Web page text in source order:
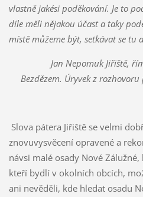
vlastně jakési poděkování. Je to
díle měli nějakou účast a taky
místě můžeme být, setkávat se tu
Jan Nepomuk Jiřiště,
Bezdězem. Úryvek z
Slova pátera Jiřiště se velmi
znovuvysvěcení opravené a
návsi malé osady Nové
kteří bydlí v okolních obcích,
ani nevěděli, kde hledat osadu